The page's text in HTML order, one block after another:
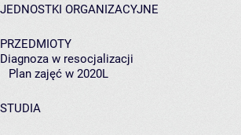
JEDNOSTKI ORGANIZACYJNE
PRZEDMIOTY
Diagnoza w resocjalizacji
Plan zajęć w 2020L
STUDIA